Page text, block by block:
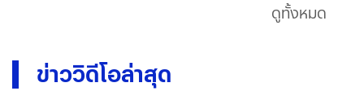
ดูทั้งหมด
ข่าววิดีโอล่าสุด